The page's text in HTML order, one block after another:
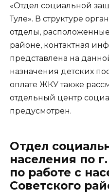
«Отдел социальной
Туле». В структуре
отделы,
районе, контактная
представлена на
назначения детских
оплате ЖКУ также
отдельный центр
предусмотрен.
Отдел
населения по
по работе с
Советского